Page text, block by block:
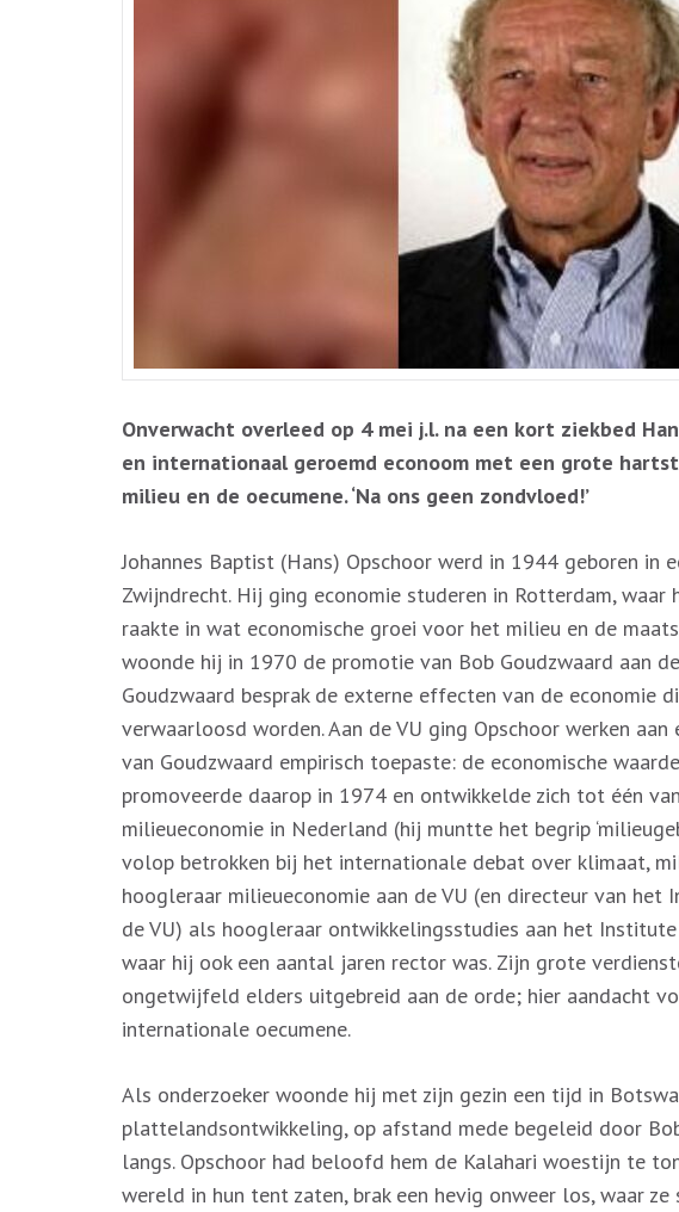
Onverwacht overleed op 4 mei j.l. na een kort ziekbed
en internationaal geroemd econoom met een grote
milieu en de oecumene. ‘Na ons geen zondvloed!’
Johannes Baptist (Hans) Opschoor werd in 1944 geboren in
Zwijndrecht. Hij ging economie studeren in Rotterdam, waar
raakte in wat economische groei voor het milieu en de
woonde hij in 1970 de promotie van Bob Goudzwaard aan de
Goudzwaard besprak de externe effecten van de economie
verwaarloosd worden. Aan de VU ging Opschoor werken
van Goudzwaard empirisch toepaste: de economische
promoveerde daarop in 1974 en ontwikkelde zich tot één
milieueconomie in Nederland (hij muntte het begrip
volop betrokken bij het internationale debat over klimaat,
hoogleraar milieueconomie aan de VU (en directeur van
de VU) als hoogleraar ontwikkelingsstudies aan het
waar hij ook een aantal jaren rector was. Zijn grote
ongetwijfeld elders uitgebreid aan de orde; hier aandacht
internationale oecumene.
Als onderzoeker woonde hij met zijn gezin een tijd in
plattelandsontwikkeling, op afstand mede begeleid door
langs. Opschoor had beloofd hem de Kalahari woestijn te
wereld in hun tent zaten, brak een hevig onweer los, waar ze